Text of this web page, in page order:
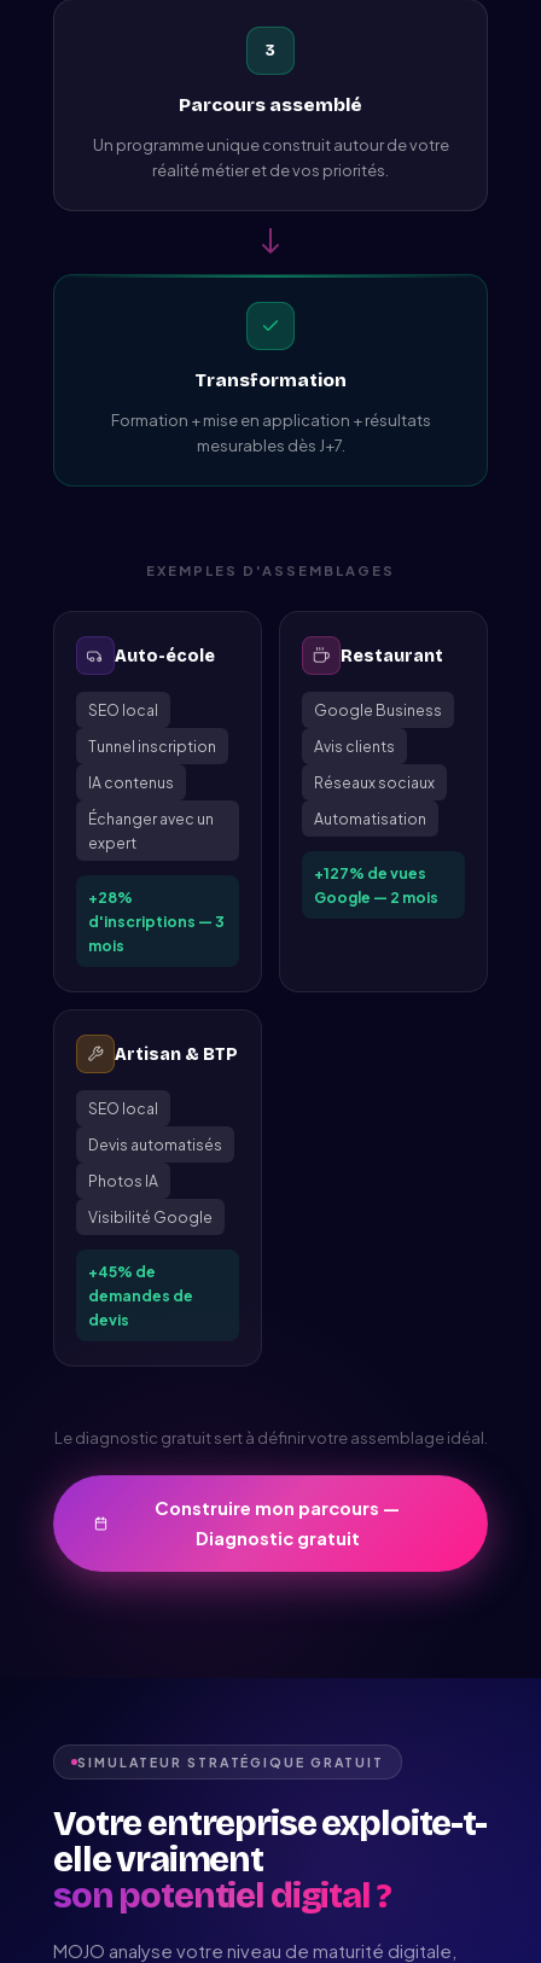
3
Parcours assemblé
Un programme unique construit autour de votre
réalité métier et de vos priorités.
Transformation
Formation + mise en application + résultats
mesurables dès J+7.
EXEMPLES D'ASSEMBLAGES
Auto-école
SEO local
Tunnel inscription
IA contenus
Échanger avec un
expert
+28%
d'inscriptions — 3
mois
Restaurant
Google Business
Avis clients
Réseaux sociaux
Automatisation
+127% de vues
Google — 2 mois
Artisan & BTP
SEO local
Devis automatisés
Photos IA
Visibilité Google
+45% de
demandes de
devis
Le diagnostic gratuit sert à définir votre assemblage idéal.
Construire mon parcours —
Diagnostic gratuit
SIMULATEUR STRATÉGIQUE GRATUIT
Votre entreprise exploite-t-
elle vraiment
son potentiel digital ?
MOJO analyse votre niveau de maturité digitale,